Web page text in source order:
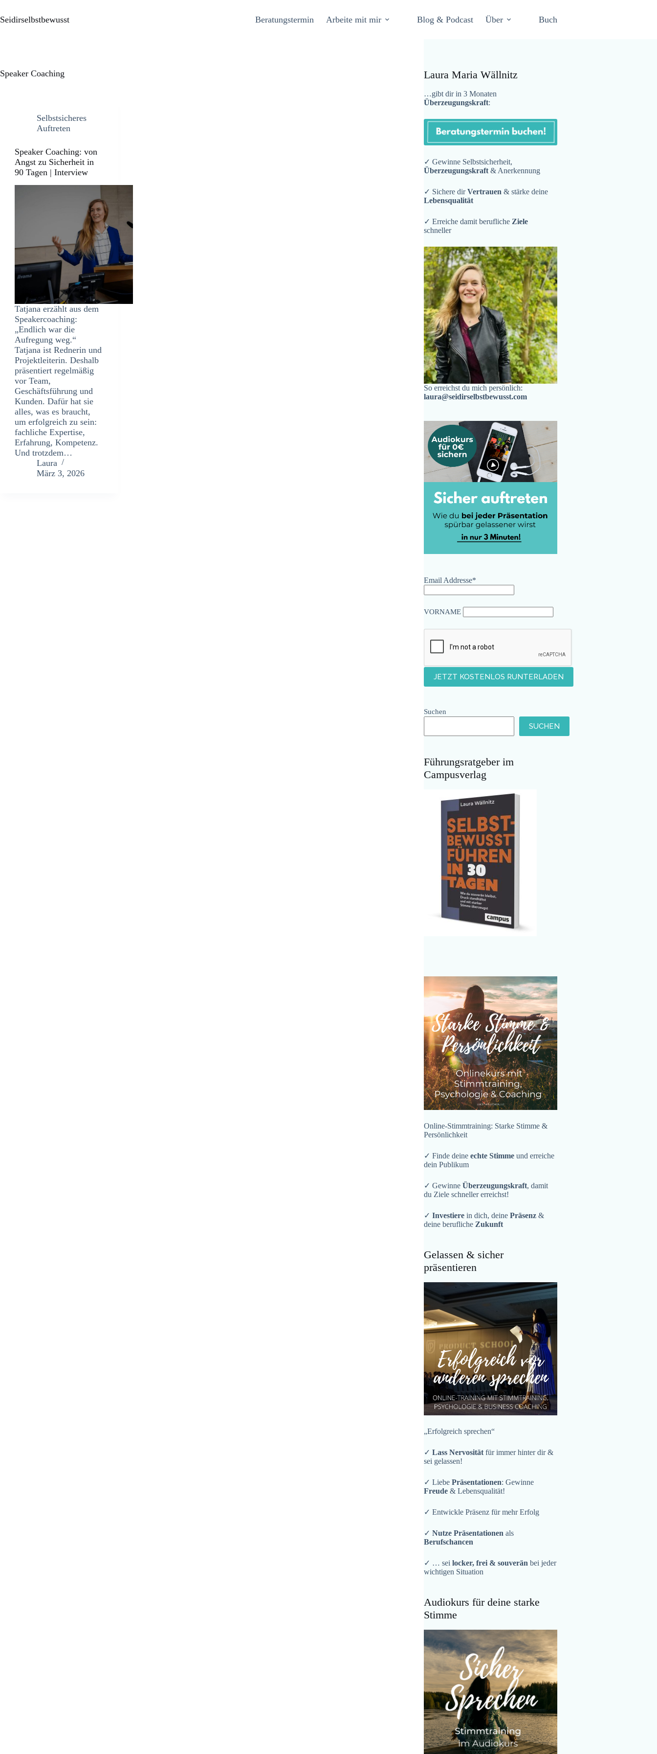
Seidirselbstbewusst Beratungstermin Arbeite mit mir Blog & Podcast Über Buch
Speaker Coaching
Selbstsicheres
Auftreten
Speaker Coaching: von
Angst zu Sicherheit in
90 Tagen | Interview
Tatjana erzählt aus dem
Speakercoaching:
„Endlich war die
Aufregung weg.“
Tatjana ist Rednerin und
Projektleiterin. Deshalb
präsentiert regelmäßig
vor Team,
Geschäftsführung und
Kunden. Dafür hat sie
alles, was es braucht,
um erfolgreich zu sein:
fachliche Expertise,
Erfahrung, Kompetenz.
Und trotzdem…
Laura
März 3, 2026
Laura Maria Wällnitz
…gibt dir in 3 Monaten
Überzeugungskraft:
✓ Gewinne Selbstsicherheit,
Überzeugungskraft & Anerkennung
✓ Sichere dirVertrauen & stärke deine
Lebensqualität
✓ Erreiche damit berufliche Ziele
schneller
So erreichst du mich persönlich:
laura@seidirselbstbewusst.com
Email Addresse*
VORNAME
Suchen
SUCHEN
Führungsratgeber im
Campusverlag
Online-Stimmtraining: Starke Stimme &
Persönlichkeit
✓ Finde deineechte Stimme und erreiche
dein Publikum
✓ GewinneÜberzeugungskraft, damit
du Ziele schneller erreichst!
✓Investiere in dich, deinePräsenz &
deine berufliche Zukunft
Gelassen & sicher
präsentieren
„Erfolgreich sprechen“
✓Lass Nervosität für immer hinter dir &
sei gelassen!
✓ LiebePräsentationen: Gewinne
Freude & Lebensqualität!
✓ Entwickle Präsenz für mehr Erfolg
✓Nutze Präsentationenals
Berufschancen
✓ … seilocker, frei & souverän bei jeder
wichtigen Situation
Audiokurs für deine starke
Stimme